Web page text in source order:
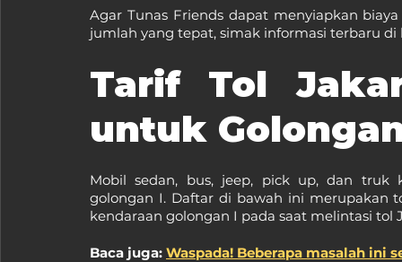
Agar Tunas Friends dapat menyiapkan
jumlah yang tepat, simak informasi terbaru
Tarif Tol
untuk
Mobil sedan, bus, jeep, pick up, dan truk
golongan I. Daftar di bawah ini merupakan
kendaraan golongan I pada saat melintasi tol
Baca juga: Waspada! Beberapa masalah ini